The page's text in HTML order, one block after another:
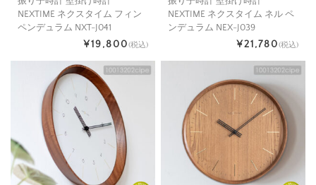
NEXTIME ネクスタイム フィン
ペンデュラム NXT-J041
¥19,800(税込)
NEXTIME ネクスタイム ネル ペ
ンデュラム NEX-J039
¥21,780(税込)